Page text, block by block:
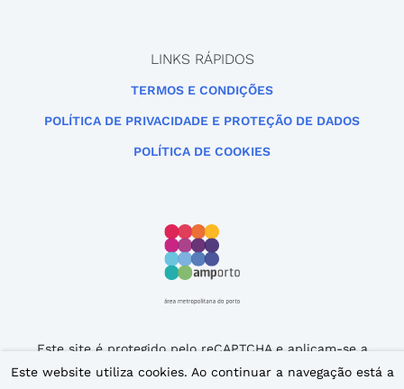
LINKS RÁPIDOS
TERMOS E CONDIÇÕES
POLÍTICA DE PRIVACIDADE E PROTEÇÃO DE DADOS
POLÍTICA DE COOKIES
Este site é protegido pelo reCAPTCHA e aplicam-se a
Política de Privacidade
e os Termos de Serviço da
Google.
Este website utiliza cookies. Ao continuar a navegação está a